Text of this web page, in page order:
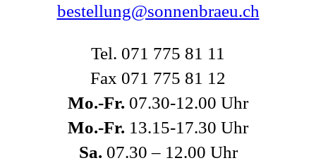
bestellung@sonnenbraeu.ch
Tel. 071 775 81 11
Fax 071 775 81 12
Mo.-Fr. 07.30-12.00 Uhr
Mo.-Fr. 13.15-17.30 Uhr
Sa. 07.30 – 12.00 Uhr